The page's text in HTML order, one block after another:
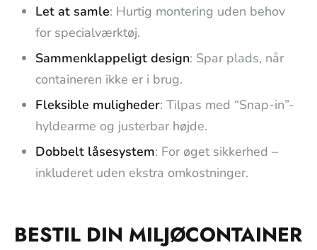
Let at samle: Hurtig montering uden behov
for specialværktøj.
Sammenklappeligt design: Spar plads, når
containeren ikke er i brug.
Fleksible muligheder: Tilpas med “Snap-in”-
hyldearme og justerbar højde.
Dobbelt låsesystem: For øget sikkerhed –
inkluderet uden ekstra omkostninger.
BESTIL DIN MILJØCONTAINER